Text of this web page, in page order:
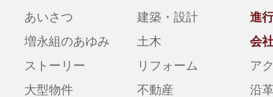
あいさつ
増永組のあゆみ
ストーリー
大型物件
建築・設計
土木
リフォーム
不動産
進
会
ア
沿